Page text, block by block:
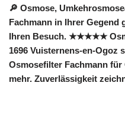
🔎 Osmose,
Fachmann in Ihrer
Ihren Besuch. ★★★★★
1696 Vuisternens-en-Ogoz
Osmosefilter Fachmann
mehr. Zuverlässigkeit